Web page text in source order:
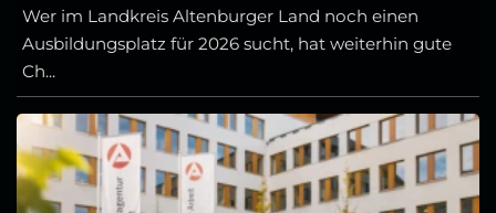
Wer im Landkreis Altenburger Land noch einen
Ausbildungsplatz für 2026 sucht, hat weiterhin gute
Ch...